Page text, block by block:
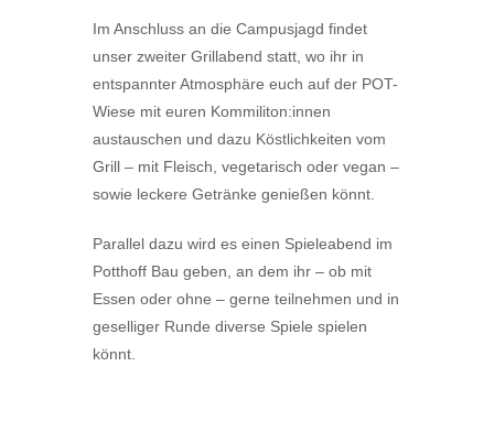
Im Anschluss an die Campusjagd findet
unser zweiter Grillabend statt, wo ihr in
entspannter Atmosphäre euch auf der POT-
Wiese mit euren Kommiliton:innen
austauschen und dazu Köstlichkeiten vom
Grill – mit Fleisch, vegetarisch oder vegan –
sowie leckere Getränke genießen könnt.
Parallel dazu wird es einen Spieleabend im
Potthoff Bau geben, an dem ihr – ob mit
Essen oder ohne – gerne teilnehmen und in
geselliger Runde diverse Spiele spielen
könnt.